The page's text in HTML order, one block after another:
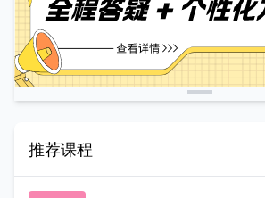
推荐课程